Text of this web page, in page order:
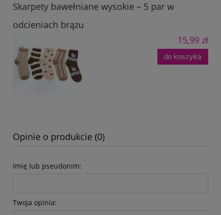
Skarpety bawełniane wysokie – 5 par w
odcieniach brązu
15,99 zł
do koszyka
Opinie o produkcie (0)
Imię lub pseudonim:
Twoja opinia: